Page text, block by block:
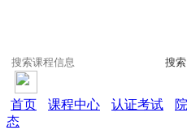
搜索
首页 课程中心 认证考试
态